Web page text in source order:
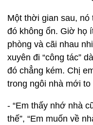
Một thời gian sau,
đó không ổn. Giờ họ
phòng và cãi nhau
xuyên đi “công tác”
đó chẳng kém. Chị
trong ngôi nhà mới
- “Em thấy nhớ nhà
thế”, “Em muốn về